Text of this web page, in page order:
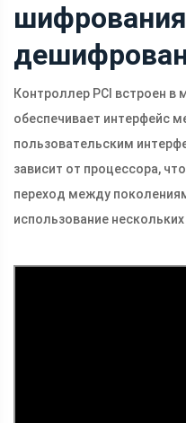
Контроллер PCI встроен в
обеспечивает интерфейс
пользовательским
зависит от процессора,
переход между
использование